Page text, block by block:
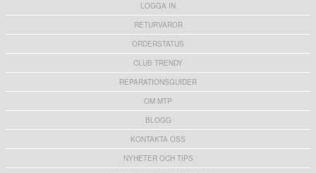
LOGGA IN
RETURVAROR
ORDERSTATUS
CLUB TRENDY
REPARATIONSGUIDER
OM MTP
BLOGG
KONTAKTA OSS
NYHETER OCH TIPS